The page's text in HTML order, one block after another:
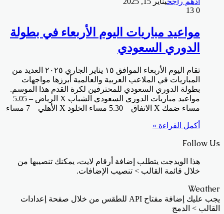
0
مواعيد مباريات اليوم الأربعاء في بطولة
الدوري السعودي
تقام اليوم الأربعاء الموافق ١٥ يناير الجاري ٢٠٢٥ العديد من
المباريات في الملاعب العربية والعالمية أبرزها مواجهات
بطولة الدوري السعودي للمحترفين لكرة القدم هذا الموسم.
مواعيد مباريات الدوري السعودي الشباب X الرياض – 5.05
مساء ضمك X الاتفاق – 5.30 مساء الخلود X الأهلي – 7 مساء
أكمل القراءة »
Follow Us
هذا الويدجت يتطلب إضافة أرقام لايت، يمكنك تنصيبها من
خلال قائمة القالب > تنصيب الإضافات.
Weather
يجب عليك إضافة مفتاح API للطقس من خلال صفحة إعدادات
القالب > الدمج